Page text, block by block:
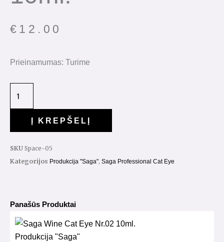
€ 12.00
Prieinamumas: Turime
Į KREPŠELĮ
SKU Space-05
Kategorijos Produkcija "Saga", Saga Professional Cat Eye
Panašūs Produktai
Produkcija "Saga"